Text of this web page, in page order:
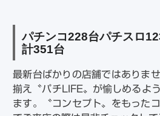
パチンコ228台パチスロ
計351台
最新台ばかりの店舗ではありま
揃え〝パチLIFE〟が愉しめるよ
ます。〝コンセプト〟をもった